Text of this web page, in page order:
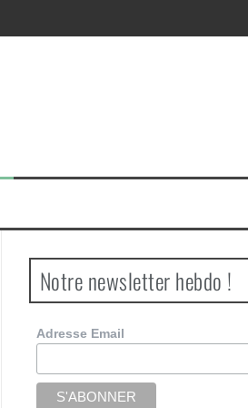
Notre newsletter hebdo !
Adresse Email